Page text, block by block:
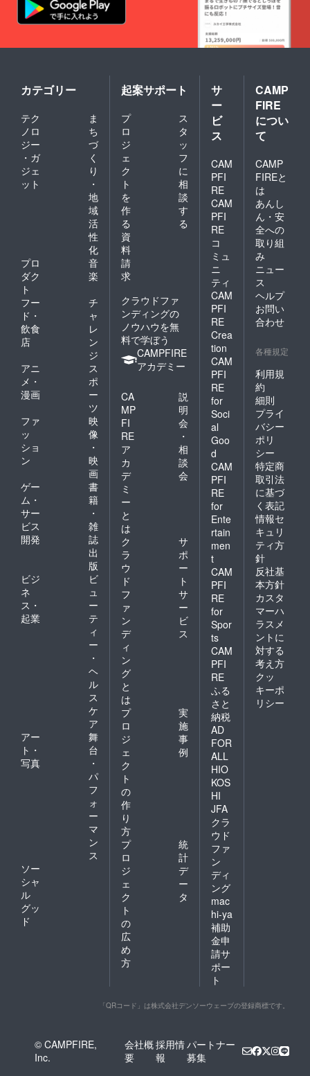
カテゴリー
テク
ノロ
ジー
・ガ
ジェ
ット
ま
ち
づ
く
り
・
地
域
活
性
化
プロ
ダク
ト
音
楽
フー
ド・
飲食
店
チ
ャ
レ
ン
ジ
アニ
メ・
漫画
ス
ポ
ー
ツ
ファ
ッ
ショ
ン
映
像
・
映
画
ゲー
ム・
サー
ビス
開発
書
籍
・
雑
誌
出
版
ビジ
ネ
ス・
起業
ビ
ュ
ー
テ
ィ
ー
・
ヘ
ル
ス
ケ
ア
アー
ト・
写真
舞
台
・
パ
フ
ォ
ー
マ
ン
ス
ソー
シャ
ル
グッ
ド
起案サポート
プ
ロ
ジ
ェ
ク
ト
を
作
る
ス
タ
ッ
フ
に
相
談
す
る
資
料
請
求
クラウドファ
ンディングの
ノウハウを無
料で学ぼう
CAMPFIRE
アカデミー
CA
MP
FI
RE
ア
カ
デ
ミ
ー
と
は
説
明
会
・
相
談
会
ク
ラ
ウ
ド
フ
ァ
ン
デ
ィ
ン
グ
と
は
サ
ポ
ー
ト
サ
ー
ビ
ス
プ
ロ
ジ
ェ
ク
ト
の
作
り
方
実
施
事
例
プ
ロ
ジ
ェ
ク
ト
の
広
め
方
統
計
デ
ー
タ
サ
ー
ビ
ス
CAM
PFI
RE
CAM
PFI
RE
コ
ミュ
ニ
ティ
CAM
PFI
RE
Crea
tion
CAM
PFI
RE
for
Soci
al
Goo
d
CAM
PFI
RE
for
Ente
rtain
men
t
CAM
PFI
RE
for
Spor
ts
CAM
PFI
RE
ふる
さと
納税
AD
FOR
ALL
HIO
KOS
HI
JFA
クラ
ウド
ファ
ン
ディ
ング
mac
hi-ya
補助
金申
請サ
ポー
ト
CAMP
FIRE
につい
て
CAMP
FIREと
は
あんし
ん・安
全への
取り組
み
ニュー
ス
ヘルプ
お問い
合わせ
各種規定
利用規
約
細則
プライ
バシー
ポリ
シー
特定商
取引法
に基づ
く表記
情報セ
キュリ
ティ方
針
反社基
本方針
カスタ
マーハ
ラスメ
ントに
対する
考え方
クッ
キーポ
リシー
「QRコード」は株式会社デンソーウェーブの登録商標です。
© CAMPFIRE,
Inc.
会社概
要
採用情
報
パートナー
募集